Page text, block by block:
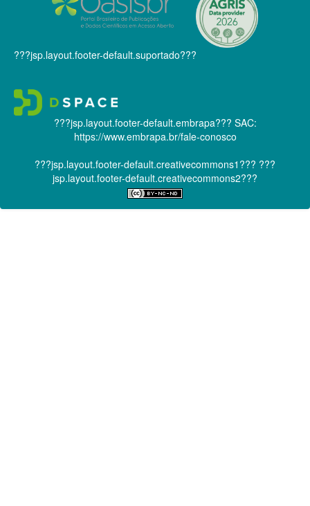
???jsp.layout.footer-default.suportado???
???jsp.layout.footer-default.embrapa??? SAC:
https://www.embrapa.br/fale-conosco
???jsp.layout.footer-default.creativecommons1??? ???
jsp.layout.footer-default.creativecommons2???